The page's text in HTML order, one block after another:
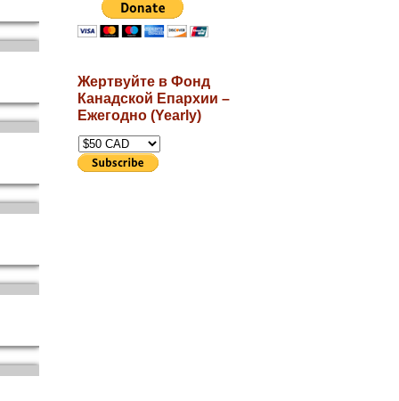
Жертвуйте в Фонд
Канадской Епархии –
Ежегодно (Yearly)